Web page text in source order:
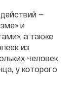
—
и
а также
из
человек
у которого